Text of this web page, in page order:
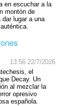
en escuchar a la
montón de
dar lugar a una
13:56 22/7/2026
el
Decay. Un
al mezclar la
opresivo
española.